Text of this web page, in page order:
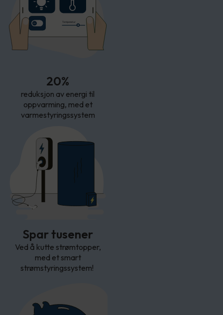
Temperatur
20%
reduksjon av energi til
oppvarming, med et
varmestyringssystem
Spar tusener
Ved å kutte strømtopper,
med et smart
strømstyringssystem!